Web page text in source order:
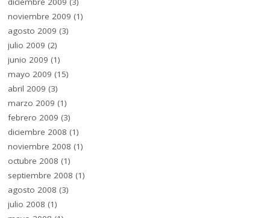
noviembre 2009 (1)
agosto 2009 (3)
julio 2009 (2)
junio 2009 (1)
mayo 2009 (15)
abril 2009 (3)
marzo 2009 (1)
febrero 2009 (3)
diciembre 2008 (1)
noviembre 2008 (1)
octubre 2008 (1)
septiembre 2008 (1)
agosto 2008 (3)
julio 2008 (1)